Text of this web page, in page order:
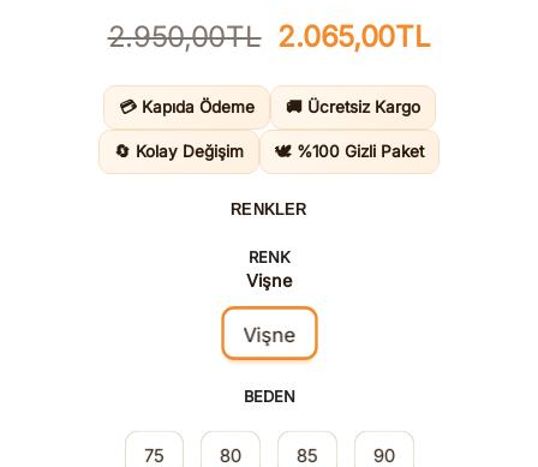
2.950,00TL Orijinal
2.950,00TL.
2.065,00TLŞu
💳 Kapıda Ödeme 🚚 Ücretsiz Kargo
🔄 Kolay Değişim 🕊️ %100 Gizli Paket
RENKLER
RENK
Vişne
Vişne
BEDEN
75 80 85 90